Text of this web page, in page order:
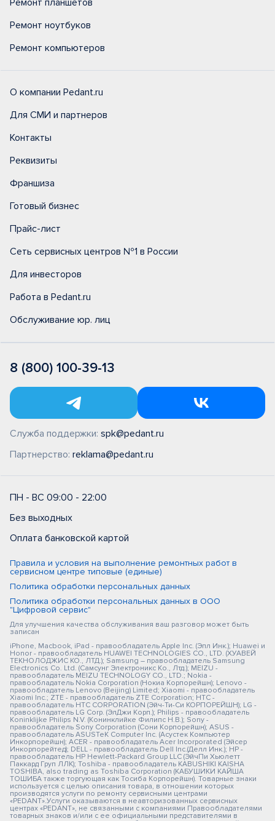
Ремонт планшетов
Ремонт ноутбуков
Ремонт компьютеров
О компании Pedant.ru
Для СМИ и партнеров
Контакты
Реквизиты
Франшиза
Готовый бизнес
Прайс-лист
Сеть сервисных центров №1 в России
Для инвесторов
Работа в Pedant.ru
Обслуживание юр. лиц
8 (800) 100-39-13
Служба поддержки: spk@pedant.ru
Партнерство: reklama@pedant.ru
ПН - ВС 09:00 - 22:00
Без выходных
Оплата банковской картой
Правила и условия на выполнение ремонтных работ в
сервисном центре типовые (единые)
Политика обработки персональных данных
Политика обработки персональных данных в ООО
"Цифровой сервис"
Для улучшения качества обслуживания ваш разговор может быть
записан
iPhone, Macbook, iPad - правообладатель Apple Inc. (Эпл Инк.); Huawei и
Honor - правообладатель HUAWEI TECHNOLOGIES CO., LTD. (ХУАВЕЙ
ТЕКНОЛОДЖИС КО., ЛТД.); Samsung – правообладатель Samsung
Electronics Co. Ltd. (Самсунг Электроникс Ко., Лтд.); MEIZU -
правообладатель MEIZU TECHNOLOGY CO., LTD.; Nokia -
правообладатель Nokia Corporation (Нокиа Корпорейшн); Lenovo -
правообладатель Lenovo (Beijing) Limited; Xiaomi - правообладатель
Xiaomi Inc.; ZTE - правообладатель ZTE Corporation; HTC -
правообладатель HTC CORPORATION (Эйч-Ти-Си КОРПОРЕЙШН); LG -
правообладатель LG Corp. (ЭлДжи Корп.); Philips - правообладатель
Koninklijke Philips N.V. (Конинклийке Филипс Н.В.); Sony -
правообладатель Sony Corporation (Сони Корпорейшн); ASUS -
правообладатель ASUSTeK Computer Inc. (Асустек Компьютер
Инкорпорейшн); ACER - правообладатель Acer Incorporated (Эйсер
Инкорпорейтед); DELL - правообладатель Dell Inc.(Делл Инк.); HP -
правообладатель HP Hewlett-Packard Group LLC (ЭйчПи Хьюлетт
Паккард Груп ЛЛК); Toshiba - правообладатель KABUSHIKI KAISHA
TOSHIBA, also trading as Toshiba Corporation (КАБУШИКИ КАЙША
ТОШИБА также торгующая как Тосиба Корпорейшн). Товарные знаки
используется с целью описания товара, в отношении которых
производятся услуги по ремонту сервисными центрами
«PEDANT».Услуги оказываются в неавторизованных сервисных
центрах «PEDANT», не связанными с компаниями Правообладателями
товарных знаков и/или с ее официальными представителями в